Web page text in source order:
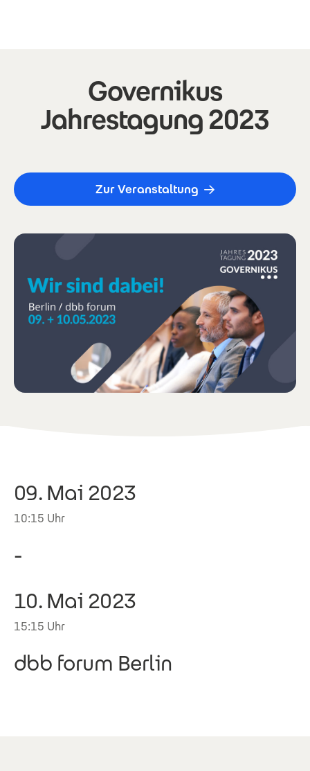
Governikus
Jahrestagung 2023
Zur Veranstaltung
09. Mai 2023
10:15 Uhr
-
10. Mai 2023
15:15 Uhr
dbb forum Berlin